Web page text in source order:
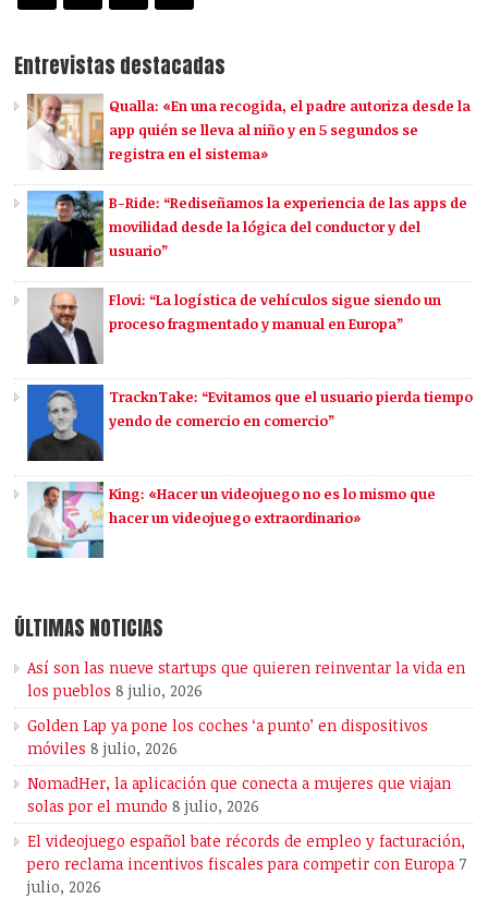
Entrevistas destacadas
Qualla: «En una recogida, el padre autoriza desde la
app quién se lleva al niño y en 5 segundos se
registra en el sistema»
B-Ride: “Rediseñamos la experiencia de las apps de
movilidad desde la lógica del conductor y del
usuario”
Flovi: “La logística de vehículos sigue siendo un
proceso fragmentado y manual en Europa”
TracknTake: “Evitamos que el usuario pierda tiempo
yendo de comercio en comercio”
King: «Hacer un videojuego no es lo mismo que
hacer un videojuego extraordinario»
ÚLTIMAS NOTICIAS
Así son las nueve startups que quieren reinventar la vida en
los pueblos 8 julio, 2026
Golden Lap ya pone los coches ‘a punto’ en dispositivos
móviles 8 julio, 2026
NomadHer, la aplicación que conecta a mujeres que viajan
solas por el mundo 8 julio, 2026
El videojuego español bate récords de empleo y facturación,
pero reclama incentivos fiscales para competir con Europa 7
julio, 2026